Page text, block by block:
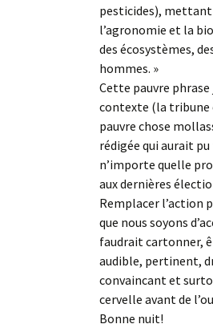
pesticides),
l’agronomie et la
des écosystèmes,
hommes. »
Cette pauvre phrase
contexte (la tribune
pauvre chose
rédigée qui aurait
n’importe quelle
aux dernières
Remplacer l’action
que nous soyons
faudrait cartonner,
audible, pertinent,
convaincant et
cervelle avant de
Bonne nuit!